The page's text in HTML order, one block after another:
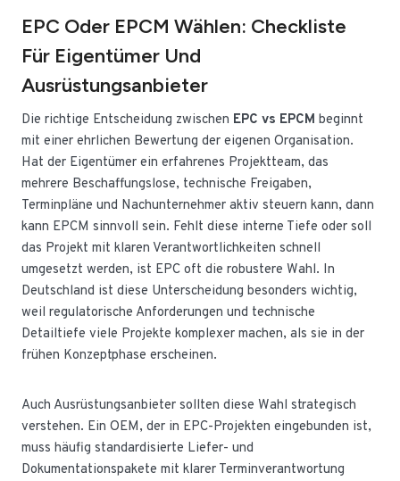
EPC Oder EPCM Wählen: Checkliste
Für Eigentümer Und
Ausrüstungsanbieter
Die richtige Entscheidung zwischen EPC vs EPCM beginnt
mit einer ehrlichen Bewertung der eigenen Organisation.
Hat der Eigentümer ein erfahrenes Projektteam, das
mehrere Beschaffungslose, technische Freigaben,
Terminpläne und Nachunternehmer aktiv steuern kann, dann
kann EPCM sinnvoll sein. Fehlt diese interne Tiefe oder soll
das Projekt mit klaren Verantwortlichkeiten schnell
umgesetzt werden, ist EPC oft die robustere Wahl. In
Deutschland ist diese Unterscheidung besonders wichtig,
weil regulatorische Anforderungen und technische
Detailtiefe viele Projekte komplexer machen, als sie in der
frühen Konzeptphase erscheinen.
Auch Ausrüstungsanbieter sollten diese Wahl strategisch
verstehen. Ein OEM, der in EPC-Projekten eingebunden ist,
muss häufig standardisierte Liefer- und
Dokumentationspakete mit klarer Terminverantwortung